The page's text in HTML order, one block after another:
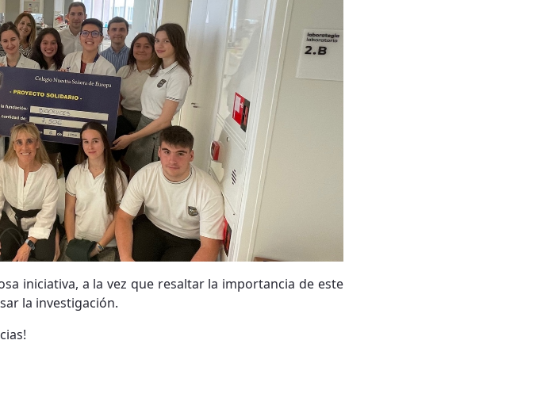
iniciativa, a la vez que resaltar la importancia de este
la investigación.